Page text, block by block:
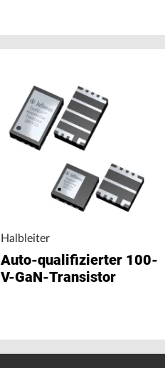
Halbleiter
Auto-qualifizierter 100-
V-GaN-Transistor